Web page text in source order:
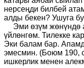
нерсеңди билбей
алды бекен? Ушуга
Эми өзүм
үйлөнгөм. Тилекке
Эки балам бар.
эмесмин. (Боюм 190,
ишкерлик менен